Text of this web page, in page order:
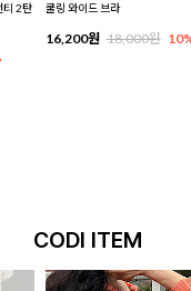
2탄
쿨링 와이드 브라
16,200원 18,000원
CODI ITEM